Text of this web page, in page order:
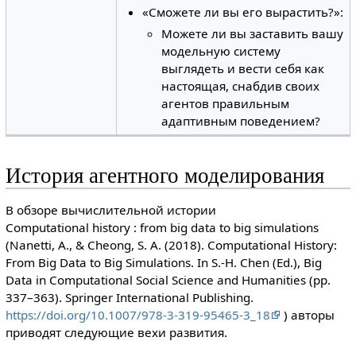
«Сможете ли вы его вырастить?»:
Можете ли вы заставить вашу
модельную систему
выглядеть и вести себя как
настоящая, снабдив своих
агентов правильным
адаптивным поведением?
История агентного моделирования
В обзоре вычислительной истории
Computational history : from big data to big simulations
(Nanetti, A., & Cheong, S. A. (2018). Computational History:
From Big Data to Big Simulations. In S.-H. Chen (Ed.), Big
Data in Computational Social Science and Humanities (pp.
337–363). Springer International Publishing.
https://doi.org/10.1007/978-3-319-95465-3_18
) авторы
приводят следующие вехи развития.